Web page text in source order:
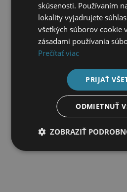
NOSIČ NA ŤAŽNÉ
GREEN VALLEY
370,00€
ČIERNY SKLADACÍ
338,00
skúsenosti. Používaním
lokality vyjadrujete
všetkých súborov cookie
zásadami používania
Prečítať viac
PRIJAŤ
ODMIETNUŤ
ZOBRAZIŤ